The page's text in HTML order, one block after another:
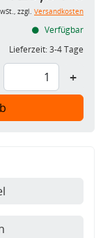
zzgl. Versandkosten
Verfügbar
Lieferzeit:3-4 Tage
+